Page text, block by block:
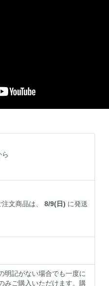
注文商品は、8/9(日) に発送
明記がない場合でも一度に
みご購入いただけます。購